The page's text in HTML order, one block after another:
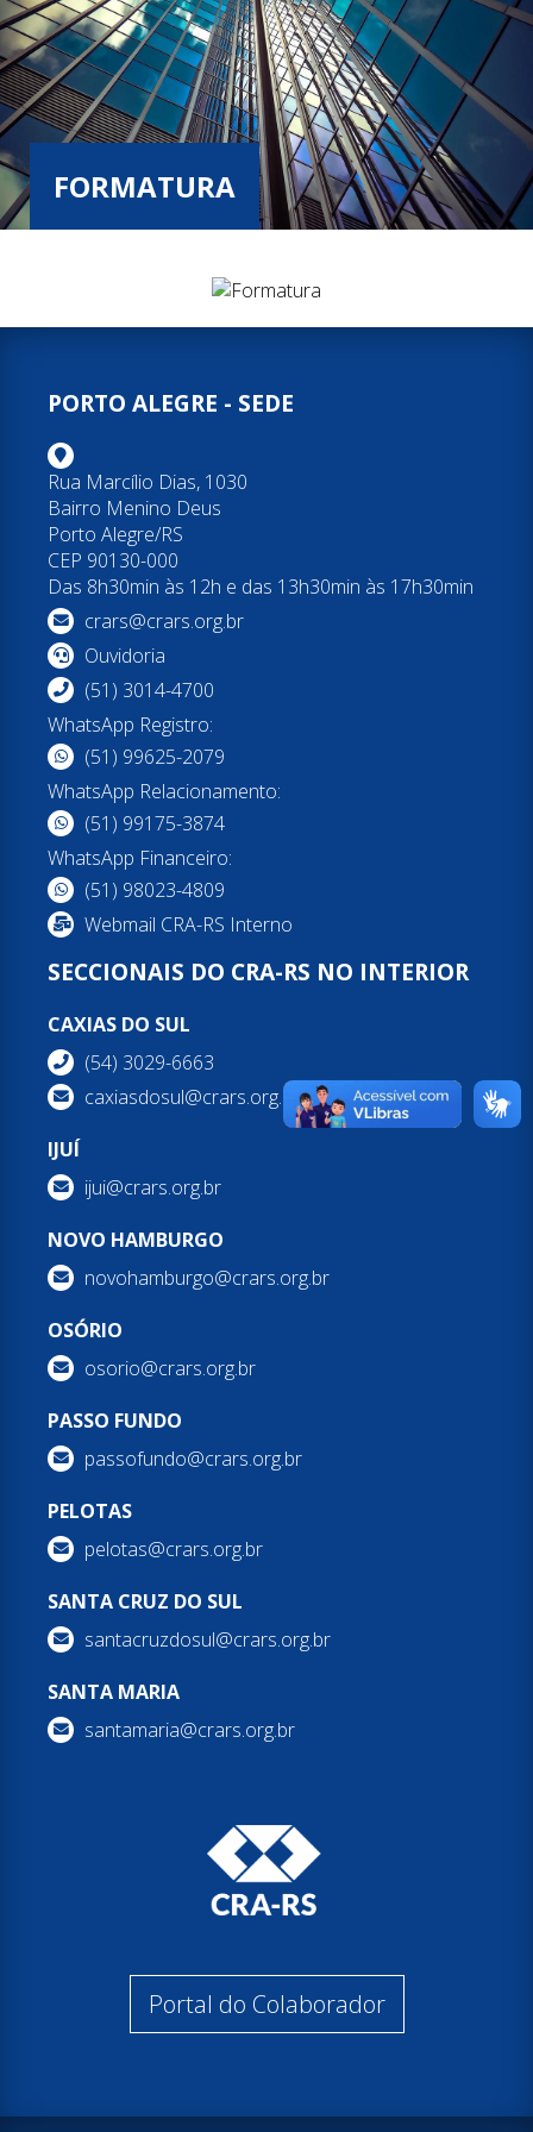
FORMATURA
PORTO ALEGRE - SEDE
Rua Marcílio Dias, 1030
Bairro Menino Deus
Porto Alegre/RS
CEP 90130-000
Das 8h30min às 12h e das 13h30min às 17h30min
crars@crars.org.br
Ouvidoria
(51) 3014-4700
WhatsApp Registro:
(51) 99625-2079
WhatsApp Relacionamento:
(51) 99175-3874
WhatsApp Financeiro:
(51) 98023-4809
Webmail CRA-RS Interno
SECCIONAIS DO CRA-RS NO INTERIOR
CAXIAS DO SUL
(54) 3029-6663
caxiasdosul@crars.org.br
IJUÍ
ijui@crars.org.br
NOVO HAMBURGO
novohamburgo@crars.org.br
OSÓRIO
osorio@crars.org.br
PASSO FUNDO
passofundo@crars.org.br
PELOTAS
pelotas@crars.org.br
SANTA CRUZ DO SUL
santacruzdosul@crars.org.br
SANTA MARIA
santamaria@crars.org.br
Portal do Colaborador